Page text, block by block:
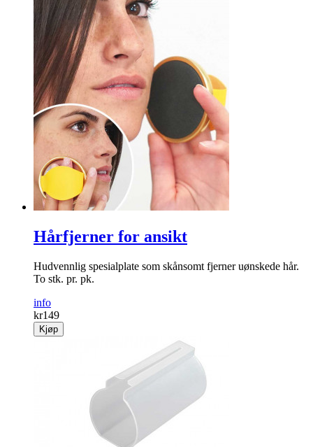
Hårfjerner for ansikt
Hud­vennlig spesial­plate som skånsomt fjerner uønskede hår.
To stk. pr. pk.
info
kr149
Kjøp